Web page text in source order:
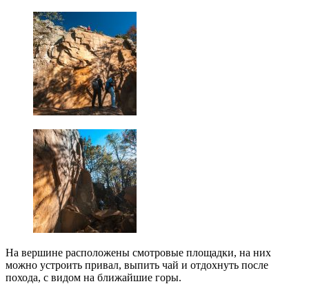
На вершине расположены смотровые площадки, на них
можно устроить привал, выпить чай и отдохнуть после
похода, с видом на ближайшие горы.